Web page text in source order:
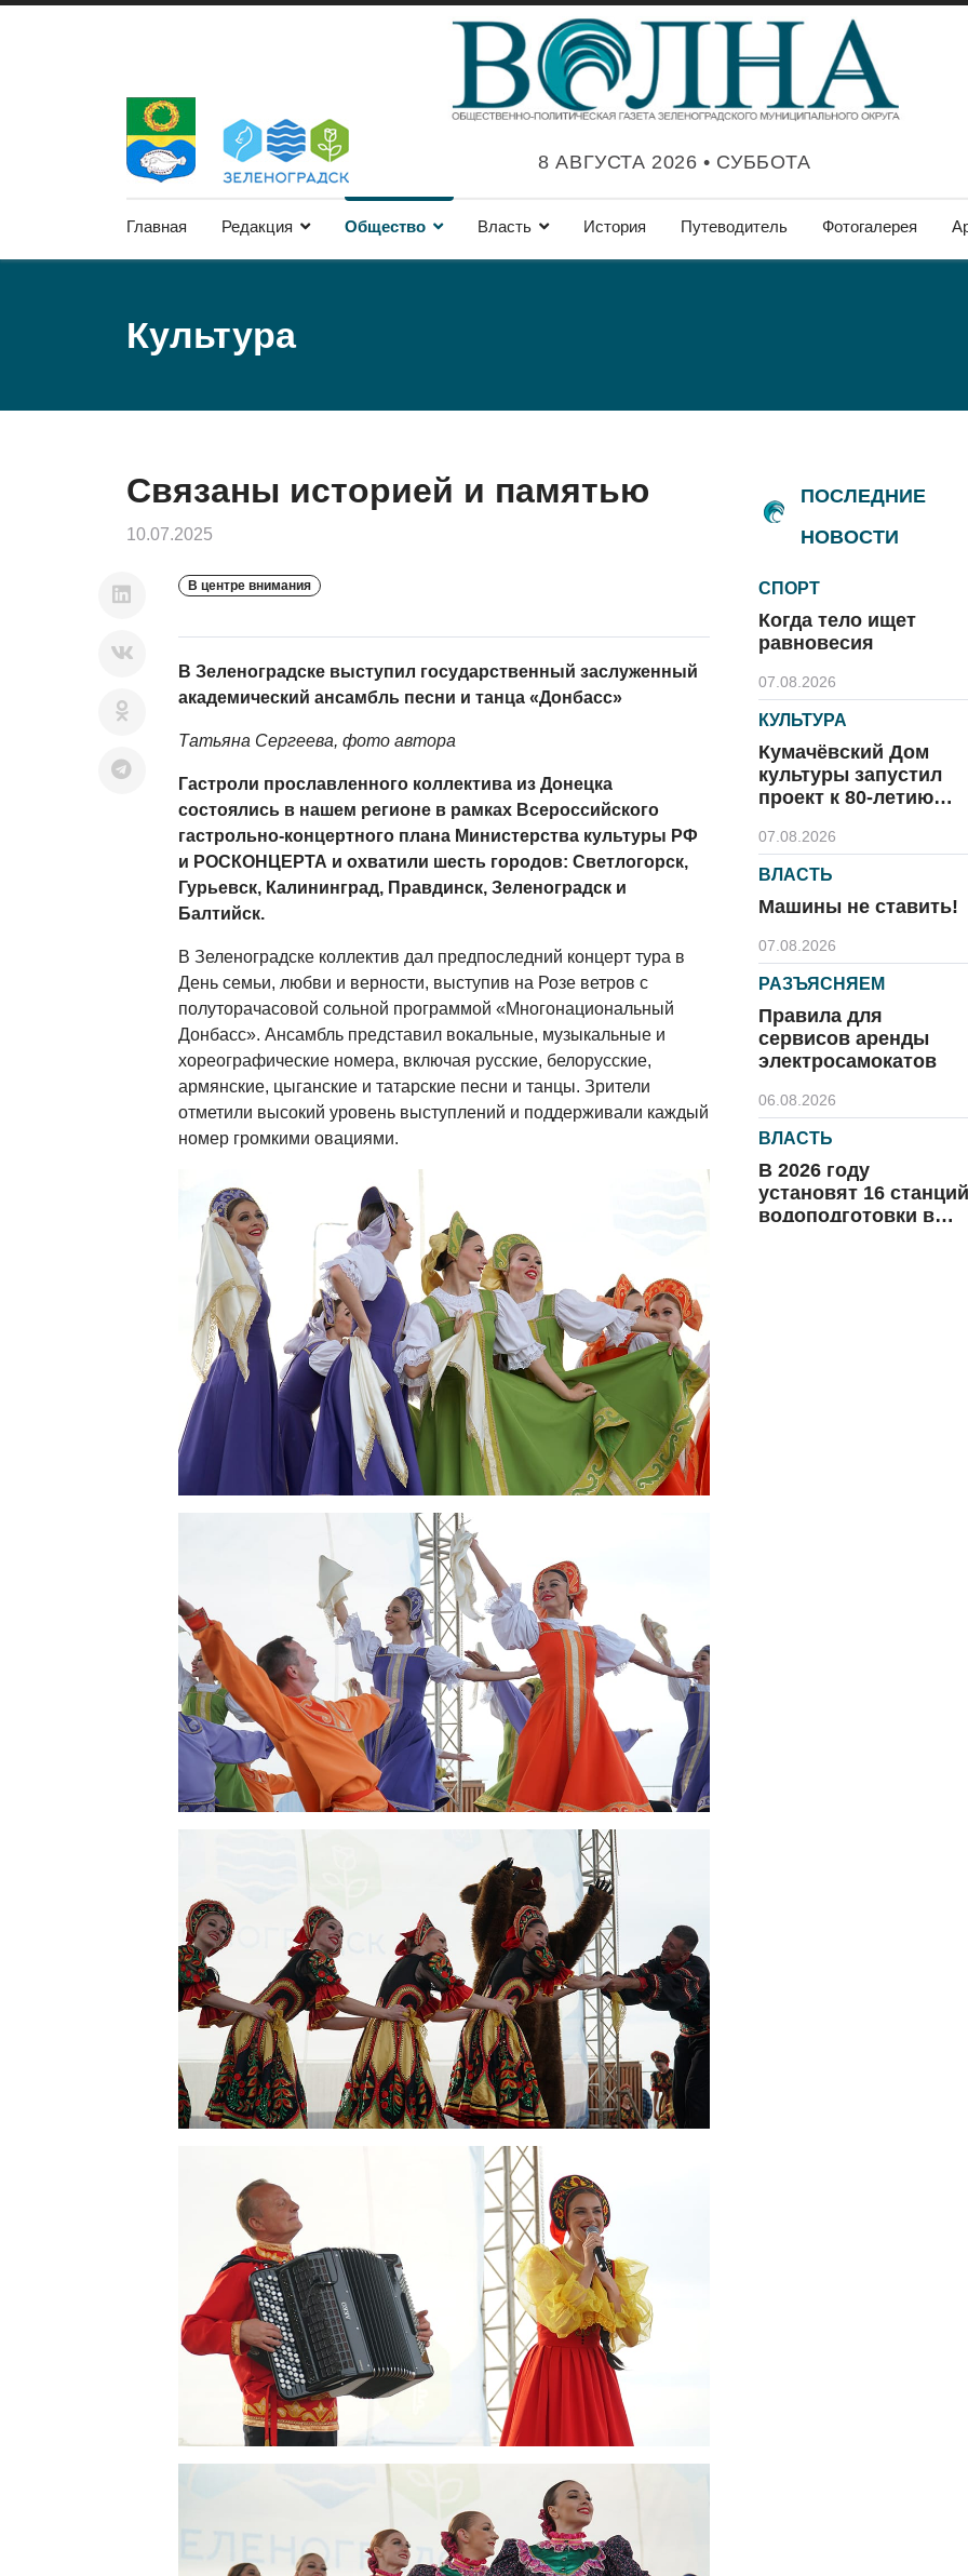
8 АВГУСТА 2026 • СУББОТА
Главная Редакция Общество Власть История Путеводитель Фотогалерея
Культура
Связаны историей и памятью
10.07.2025
В центре внимания
В Зеленоградске выступил государственный заслуженный
академический ансамбль песни и танца «Донбасс»
Татьяна Сергеева, фото автора
Гастроли прославленного коллектива из Донецка
состоялись в нашем регионе в рамках Всероссийского
гастрольно-концертного плана Министерства культуры РФ
и РОСКОНЦЕРТА и охватили шесть городов: Светлогорск,
Гурьевск, Калининград, Правдинск, Зеленоградск и
Балтийск.
В Зеленоградске коллектив дал предпоследний концерт тура в
День семьи, любви и верности, выступив на Розе ветров с
полуторачасовой сольной программой «Многонациональный
Донбасс». Ансамбль представил вокальные, музыкальные и
хореографические номера, включая русские, белорусские,
армянские, цыганские и татарские песни и танцы. Зрители
отметили высокий уровень выступлений и поддерживали каждый
номер громкими овациями.
ПОСЛЕДНИЕ
НОВОСТИ
СПОРТ
Когда тело ищет
равновесия
07.08.2026
КУЛЬТУРА
Кумачёвский Дом
культуры запустил
проект к 80-летию
07.08.2026
ВЛАСТЬ
Машины не ставить!
07.08.2026
РАЗЪЯСНЯЕМ
Правила для
сервисов аренды
электросамокатов
06.08.2026
ВЛАСТЬ
В 2026 году
установят 16 станций
водоподготовки в